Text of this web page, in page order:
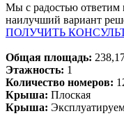
Мы с радостью
наилучший вариант
ПОЛУЧИТЬ
Общая площадь:
Этажность: 1
Количество номеров:
Крыша: Плоская
Крыша: